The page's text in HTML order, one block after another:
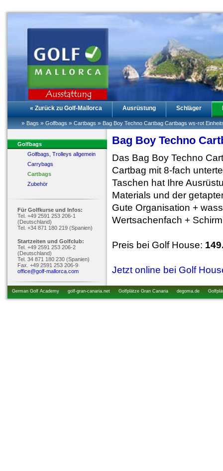
« Zurück zu Golf-Mallorca Ausrüstung Schläger
» Bags » Golfbags » Cartbags » Bag Boy Techno Cartbag Cartbags ws-rot
Golfbags
Golfbags, Trolleys allgemein
Carrybags
Cartbags
Zubehör
Für Golfkurse und Infos:
Tel. +49 2591 253 206-1
(Deutschland)
Tel. +34 871 180 219 (Spanien)
Startzeiten und Golfclub:
Tel. +49 2591 253 206-2
(Deutschland)
Tel. 34 871 180 230 (Spanien)
Fax. +49 2591 253 206-9
office@golf-mallorca.com
Bag Boy Techno
Das Bag Boy Techno
Cartbag mit 8-fach
Taschen hat Ihre
Materials und der
Gute Organisation +
Wertsachenfach +
Preis bei Golf House:
Jetzt online bei Golf
German Golf Academy golf-gran-canaria.net Golfplätze Gran Canaria degoma.de
startzeiten.de golfkurs-urlaub.de